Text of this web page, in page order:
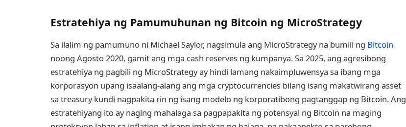
Estratehiya ng Pamumuhunan ng Bitcoin ng MicroStrategy
Sa ilalim ng pamumuno ni Michael Saylor, nagsimula ang MicroStrategy na bumili ng Bitcoin
noong Agosto 2020, gamit ang mga cash reserves ng kumpanya. Sa 2025, ang agresibong
estratehiya ng pagbili ng MicroStrategy ay hindi lamang nakaimpluwensya sa ibang mga
korporasyon upang isaalang-alang ang mga cryptocurrencies bilang isang makatwirang asset
sa treasury kundi nagpakita rin ng isang modelo ng korporatibong pagtanggap ng Bitcoin. Ang
estratehiyang ito ay naging mahalaga sa pagpapakita ng potensyal ng Bitcoin na maging